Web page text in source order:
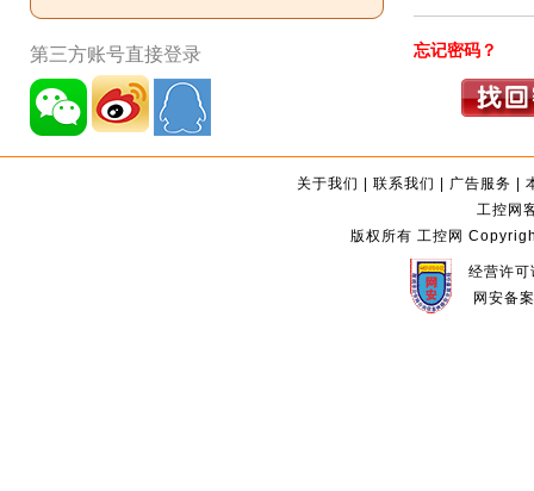
第三方账号直接登录 忘记密码？
关于我们 |联系我们 | 广告服务 |
工控网
版权所有 工控网
经营许
网安备